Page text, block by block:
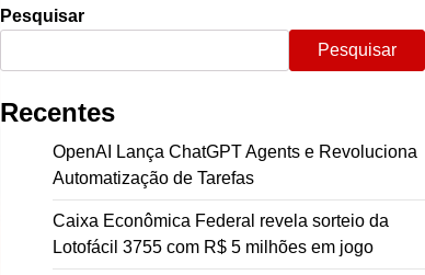
Pesquisar
Pesquisar
Recentes
OpenAI Lança ChatGPT Agents e Revoluciona
Automatização de Tarefas
Caixa Econômica Federal revela sorteio da
Lotofácil 3755 com R$ 5 milhões em jogo